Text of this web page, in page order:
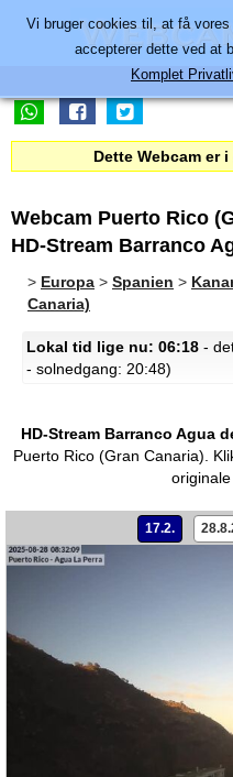
Dette Webcam er
Webcam Puerto Rico
HD-Stream Barranco
> Europa > Spanien >
Canaria)
Lokal tid lige nu: 06:18 -
- solnedgang: 20:48)
HD-Stream Barranco Agua
Puerto Rico (Gran Canaria).
originale
17.2.
Vi bruger cookies til, at få
accepterer dette ved at
Komplet